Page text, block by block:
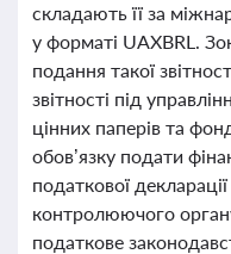
складають її за
у форматі UAXBRL.
подання такої
звітності під
цінних паперів та
обов’язку подати
податкової
контролюючого
податкове